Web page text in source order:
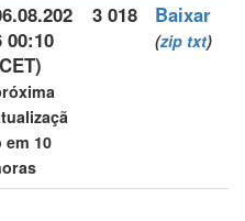
00:10
em 10
3 018 Baixar
(zip txt)